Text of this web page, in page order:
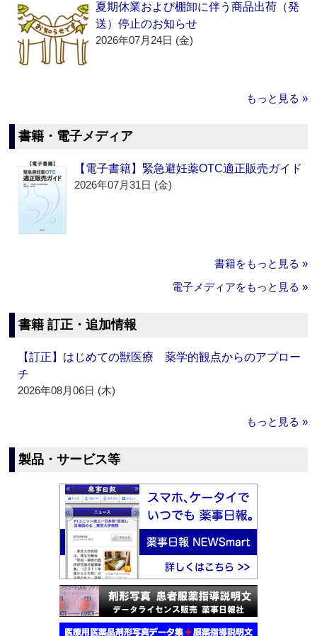
夏期休業および棚卸に伴う商品出荷（発
送）停止のお知らせ
2026年07月24日 (金)
もっと見る »
書籍・電子メディア
【電子書籍】緊急避妊薬OTC適正販売ガイド
2026年07月31日 (金)
書籍をもっと見る »
電子メディアをもっと見る »
書籍 訂正・追加情報
【訂正】はじめての獣医療 薬学的観点からのアプロー
チ
2026年08月06日 (木)
もっと見る »
製品・サービス等